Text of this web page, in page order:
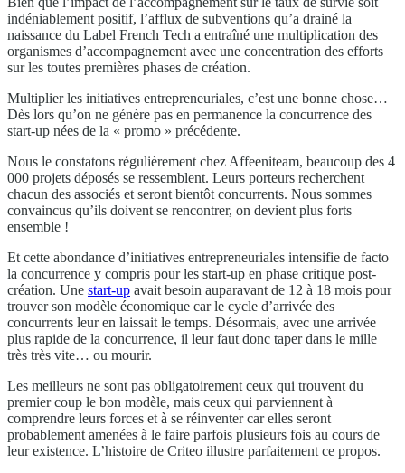
indéniablement positif, l’afflux de subventions qu’a drainé la
naissance du Label French Tech a entraîné une multiplication des
organismes d’accompagnement avec une concentration des efforts
sur les toutes premières phases de création.
Multiplier les initiatives entrepreneuriales, c’est une bonne chose…
Dès lors qu’on ne génère pas en permanence la concurrence des
start-up nées de la « promo » précédente.
Nous le constatons régulièrement chez Affeeniteam, beaucoup des 4
000 projets déposés se ressemblent. Leurs porteurs recherchent
chacun des associés et seront bientôt concurrents. Nous sommes
convaincus qu’ils doivent se rencontrer, on devient plus forts
ensemble !
Et cette abondance d’initiatives entrepreneuriales intensifie de facto
la concurrence y compris pour les start-up en phase critique post-
création. Une start-up avait besoin auparavant de 12 à 18 mois pour
trouver son modèle économique car le cycle d’arrivée des
concurrents leur en laissait le temps. Désormais, avec une arrivée
plus rapide de la concurrence, il leur faut donc taper dans le mille
très très vite… ou mourir.
Les meilleurs ne sont pas obligatoirement ceux qui trouvent du
premier coup le bon modèle, mais ceux qui parviennent à
comprendre leurs forces et à se réinventer car elles seront
probablement amenées à le faire parfois plusieurs fois au cours de
leur existence. L’histoire de Criteo illustre parfaitement ce propos.